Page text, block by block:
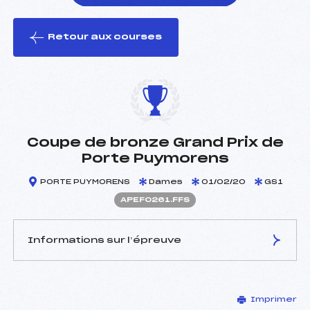
le ski
Retour aux courses
Coupe de bronze Grand Prix de
Porte Puymorens
PORTE PUYMORENS Dames 01/02/20 GS1
APEF0261.FFS
Informations sur l’épreuve
BENEZECH PHILIPPE (PE)
Imprimer